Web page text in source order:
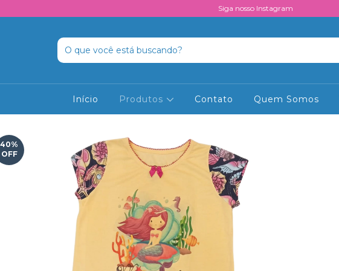
Siga nosso Instagram
Início Produtos Contato Quem Somos
40%
OFF